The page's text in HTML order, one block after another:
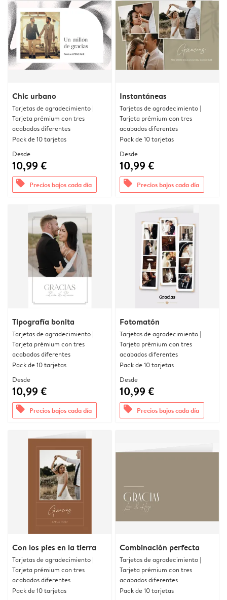
Chic urbano
Tarjetas de agradecimiento |
Tarjeta prémium con tres
acabados diferentes
Pack de 10 tarjetas
Desde
10,99 €
offers Precios bajos cada día
Instantáneas
Tarjetas de agradecimiento |
Tarjeta prémium con tres
acabados diferentes
Pack de 10 tarjetas
Desde
10,99 €
offers Precios bajos cada día
Tipografía bonita
Tarjetas de agradecimiento |
Tarjeta prémium con tres
acabados diferentes
Pack de 10 tarjetas
Desde
10,99 €
offers Precios bajos cada día
Fotomatón
Tarjetas de agradecimiento |
Tarjeta prémium con tres
acabados diferentes
Pack de 10 tarjetas
Desde
10,99 €
offers Precios bajos cada día
Con los pies en la tierra
Tarjetas de agradecimiento |
Tarjeta prémium con tres
acabados diferentes
Pack de 10 tarjetas
Combinación perfecta
Tarjetas de agradecimiento |
Tarjeta prémium con tres
acabados diferentes
Pack de 10 tarjetas